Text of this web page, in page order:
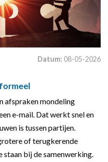
Datum: 08-05-2026
afspraken mondeling
e-mail. Dat werkt snel en
is tussen partijen.
of terugkerende
bij de samenwerking.